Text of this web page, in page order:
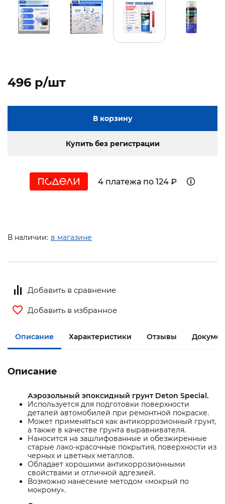
496 p/шт
В корзину
Купить без регистрации
4 платежа по 124 ₽
В наличии: в магазине
Добавить в сравнение
Добавить в избранное
Описание Характеристики Отзывы
Описание
Аэрозольный эпоксидный грунт Deton Special.
Используется для подготовки поверхности
деталей автомобилей при ремонтной покраске.
Может применяться как антикоррозионный грунт,
а также в качестве грунта выравнивателя.
Наносится на зашлифованные и обезжиренные
старые лако-красочные покрытия, поверхности из
черных и цветных металлов.
Обладает хорошими антикоррозионными
свойствами и отличной адгезией.
Возможно нанесение методом «мокрый по
мокрому».